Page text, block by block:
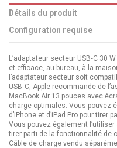
Détails du produit
Configuration requise
L’adaptateur secteur USB‑C 30
et efficace, au bureau, à la
l’adaptateur secteur soit
USB‑C, Apple recommande de
MacBook Air 13 pouces avec
charge optimales. Vous pouvez
d’iPhone et d’iPad Pro pour tirer
Vous pouvez également
tirer parti de la fonctionnalité de
Câble de charge vendu